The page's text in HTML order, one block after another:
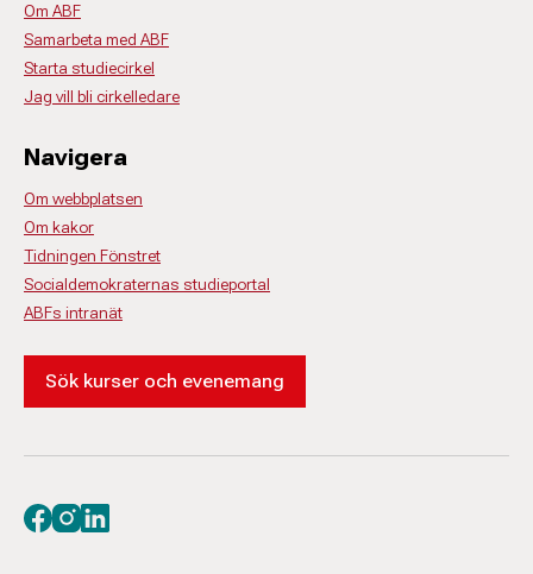
Om ABF
Samarbeta med ABF
Starta studiecirkel
Jag vill bli cirkelledare
Navigera
Om webbplatsen
Om kakor
Tidningen Fönstret
Socialdemokraternas studieportal
ABFs intranät
Sök kurser och evenemang
Besök oss på facebook
Besök oss på instagram
Besök oss på linkedin